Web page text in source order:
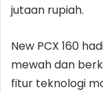
jutaan rupiah.
New PCX 160
mewah dan
fitur teknologi